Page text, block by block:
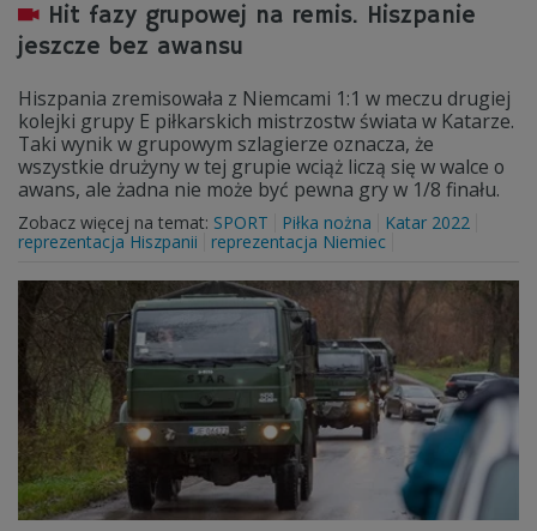
Hit fazy grupowej na remis. Hiszpanie
jeszcze bez awansu
Hiszpania zremisowała z Niemcami 1:1 w meczu drugiej
kolejki grupy E piłkarskich mistrzostw świata w Katarze.
Taki wynik w grupowym szlagierze oznacza, że
wszystkie drużyny w tej grupie wciąż liczą się w walce o
awans, ale żadna nie może być pewna gry w 1/8 finału.
Zobacz więcej na temat: SPORT Piłka nożna
Katar 2022
reprezentacja Hiszpanii
reprezentacja Niemiec